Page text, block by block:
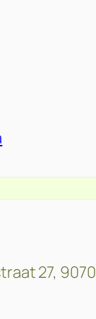
27, 9070